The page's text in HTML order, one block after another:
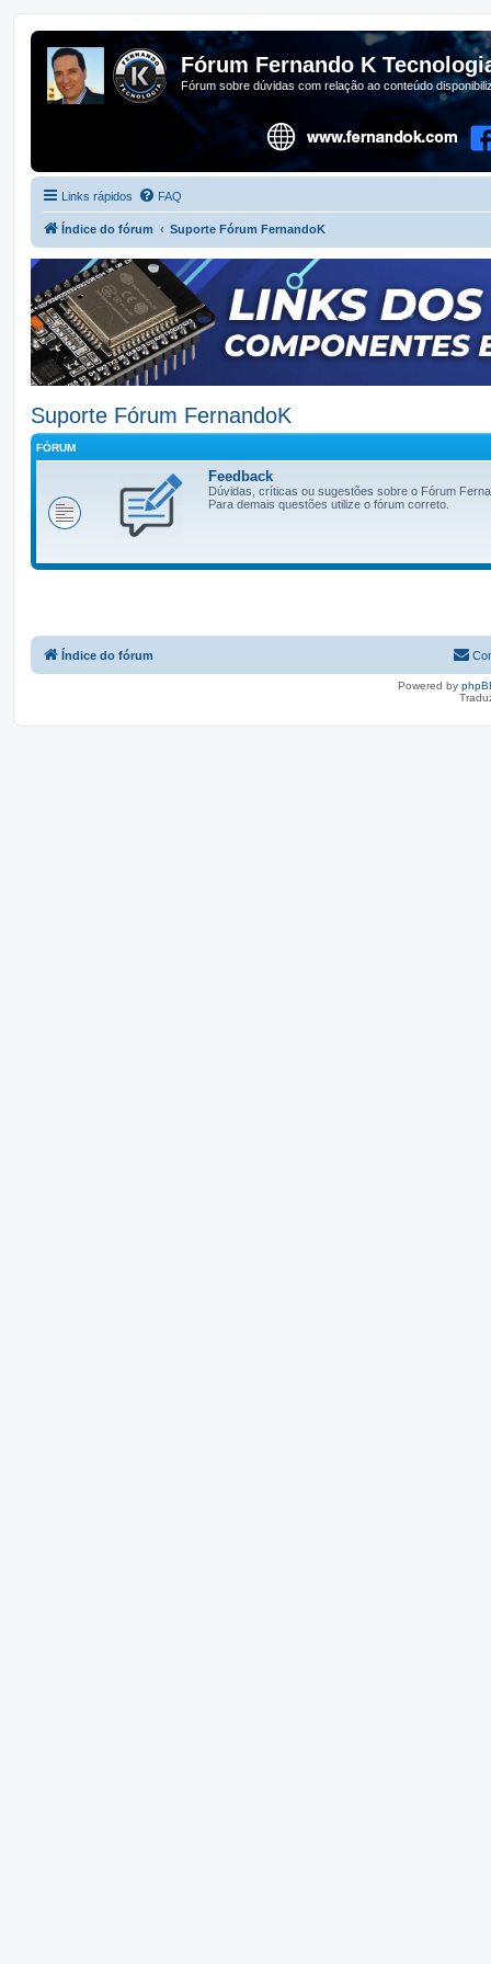
Fórum Fernando K
Fórum sobre dúvidas com relação ao conteúdo
Links rápidos FAQ
Índice do fórum Suporte Fórum FernandoK
Suporte Fórum FernandoK
FÓRUM
Feedback
Dúvidas, críticas ou sugestões sobre o Fórum
Para demais questões utilize o fórum correto.
Índice do fórum
Powered by